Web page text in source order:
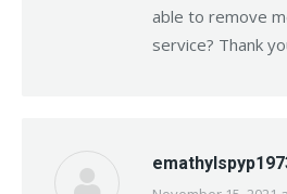
able to remove
service? Thank